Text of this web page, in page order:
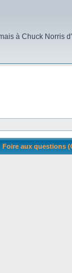
à Chuck Norris
Foire aux questions